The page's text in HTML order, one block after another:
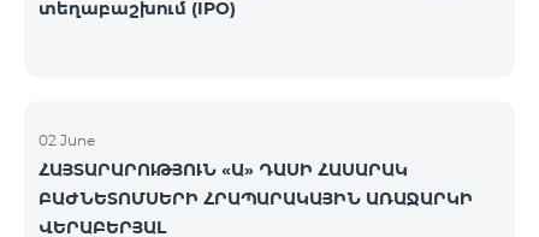
տեղաբաշխում (IPO)
02 June
ՀԱՅՏԱՐԱՐՈՒԹՅՈՒՆ «Ա» ԴԱՍԻ ՀԱՍԱՐԱԿ
ԲԱԺՆԵՏՈՄՍԵՐԻ ՀՐԱՊԱՐԱԿԱՅԻՆ ԱՌԱՋԱՐԿԻ
ՎԵՐԱԲԵՐՅԱԼ